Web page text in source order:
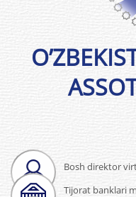
Bosh direktor
Tijorat banklari